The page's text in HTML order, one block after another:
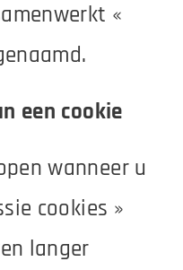
«
een cookie
wanneer u
cookies »
langer